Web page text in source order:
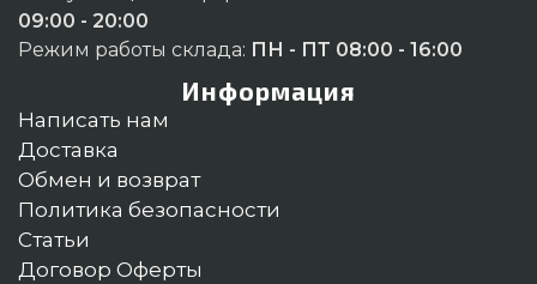
09:00 - 20:00
Режим работы склада: ПН - ПТ 08:00 - 16:00
Информация
Написать нам
Доставка
Обмен и возврат
Политика безопасности
Статьи
Договор Оферты